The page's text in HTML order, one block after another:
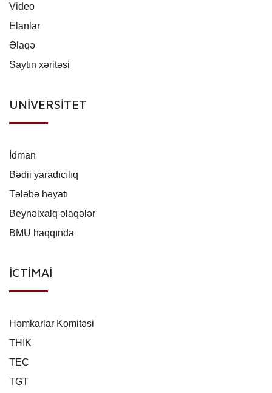
Video
Elanlar
Əlaqə
Saytın xəritəsi
UNİVERSİTET
İdman
Bədii yaradıcılıq
Tələbə həyatı
Beynəlxalq əlaqələr
BMU haqqında
İCTİMAİ
Həmkarlar Komitəsi
THİK
TEC
TGT